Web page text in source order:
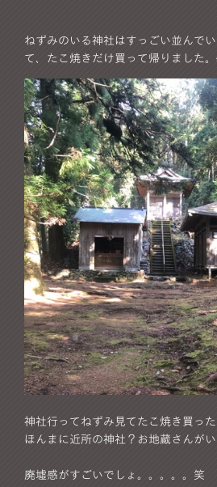
ねずみのいる神社はすっごい並んで
て、たこ焼きだけ買って帰りました
神社行ってねずみ見てたこ焼き買っ
ほんまに近所の神社？お地蔵さんが
廃墟感がすごいでしょ。。。。。笑